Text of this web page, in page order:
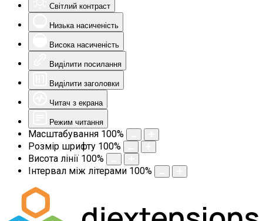
Світлий контраст
Низька насиченість
Висока насиченість
Виділити посилання
Виділити заголовки
Читач з екрана
Режим читання
Масштабування 100%
Розмір шрифту 100%
Висота лінії 100%
Інтервал між літерами 100%